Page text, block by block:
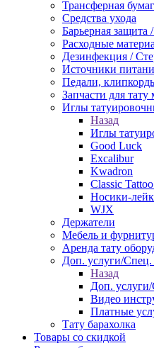
Трансферная
Средства ухода
Барьерная защита
Расходные
Дезинфекция /
Источники
Педали,
Запчасти для
Иглы
Назад
Иглы
Good Luck
Excalibur
Kwadron
Classic
Носики-
WJX
Держатели
Мебель и
Аренда тату
Доп. услуги/
Назад
Доп.
Видео
Платные
Тату барахолка
Товары со скидкой